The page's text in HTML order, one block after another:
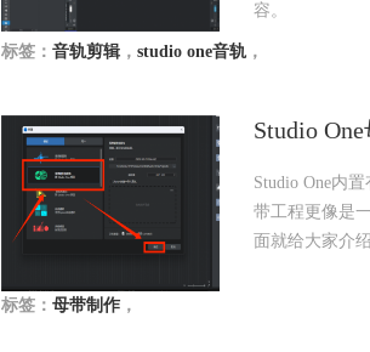
容。
标签： 音轨剪辑 ， studio one音轨 ，
Studio
Studio One内
带工程更像是
面就给大家介
标签： 母带制作 ，